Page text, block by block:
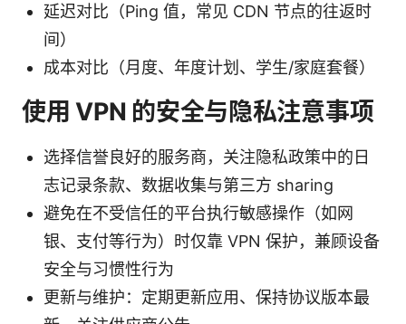
延迟对比（Ping 值，常见 CDN 节点的往返时
间）
成本对比（月度、年度计划、学生/家庭套餐）
使用 VPN 的安全与隐私注意事项
选择信誉良好的服务商，关注隐私政策中的日
志记录条款、数据收集与第三方 sharing
避免在不受信任的平台执行敏感操作（如网
银、支付等行为）时仅靠 VPN 保护，兼顾设备
安全与习惯性行为
更新与维护：定期更新应用、保持协议版本最